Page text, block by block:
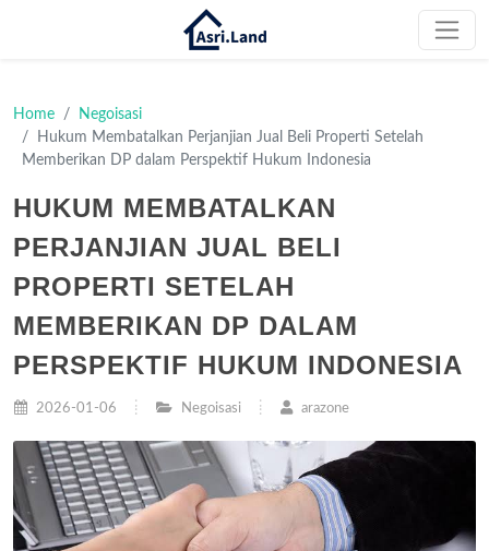
Home
Negoisasi
Hukum Membatalkan Perjanjian Jual Beli Properti Setelah
Memberikan DP dalam Perspektif Hukum Indonesia
HUKUM MEMBATALKAN
PERJANJIAN JUAL BELI
PROPERTI SETELAH
MEMBERIKAN DP DALAM
PERSPEKTIF HUKUM INDONESIA
2026-01-06 Negoisasi arazone